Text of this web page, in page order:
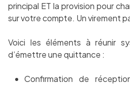
principal ET la provision pour
sur votre compte. Un virement
Voici les éléments à réunir
d’émettre une quittance :
Confirmation de